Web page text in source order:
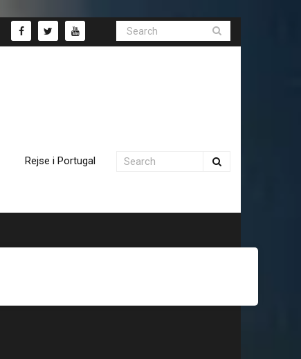
Rejse i Portugal